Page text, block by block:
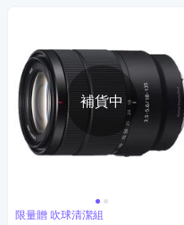
補貨中
限量贈 吹球清潔組